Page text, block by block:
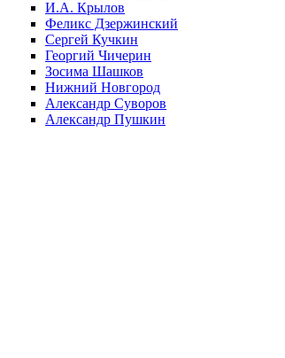
И.А. Крылов
Феликс Дзержинский
Сергей Кучкин
Георгий Чичерин
Зосима Шашков
Нижний Новгород
Александр Суворов
Александр Пушкин